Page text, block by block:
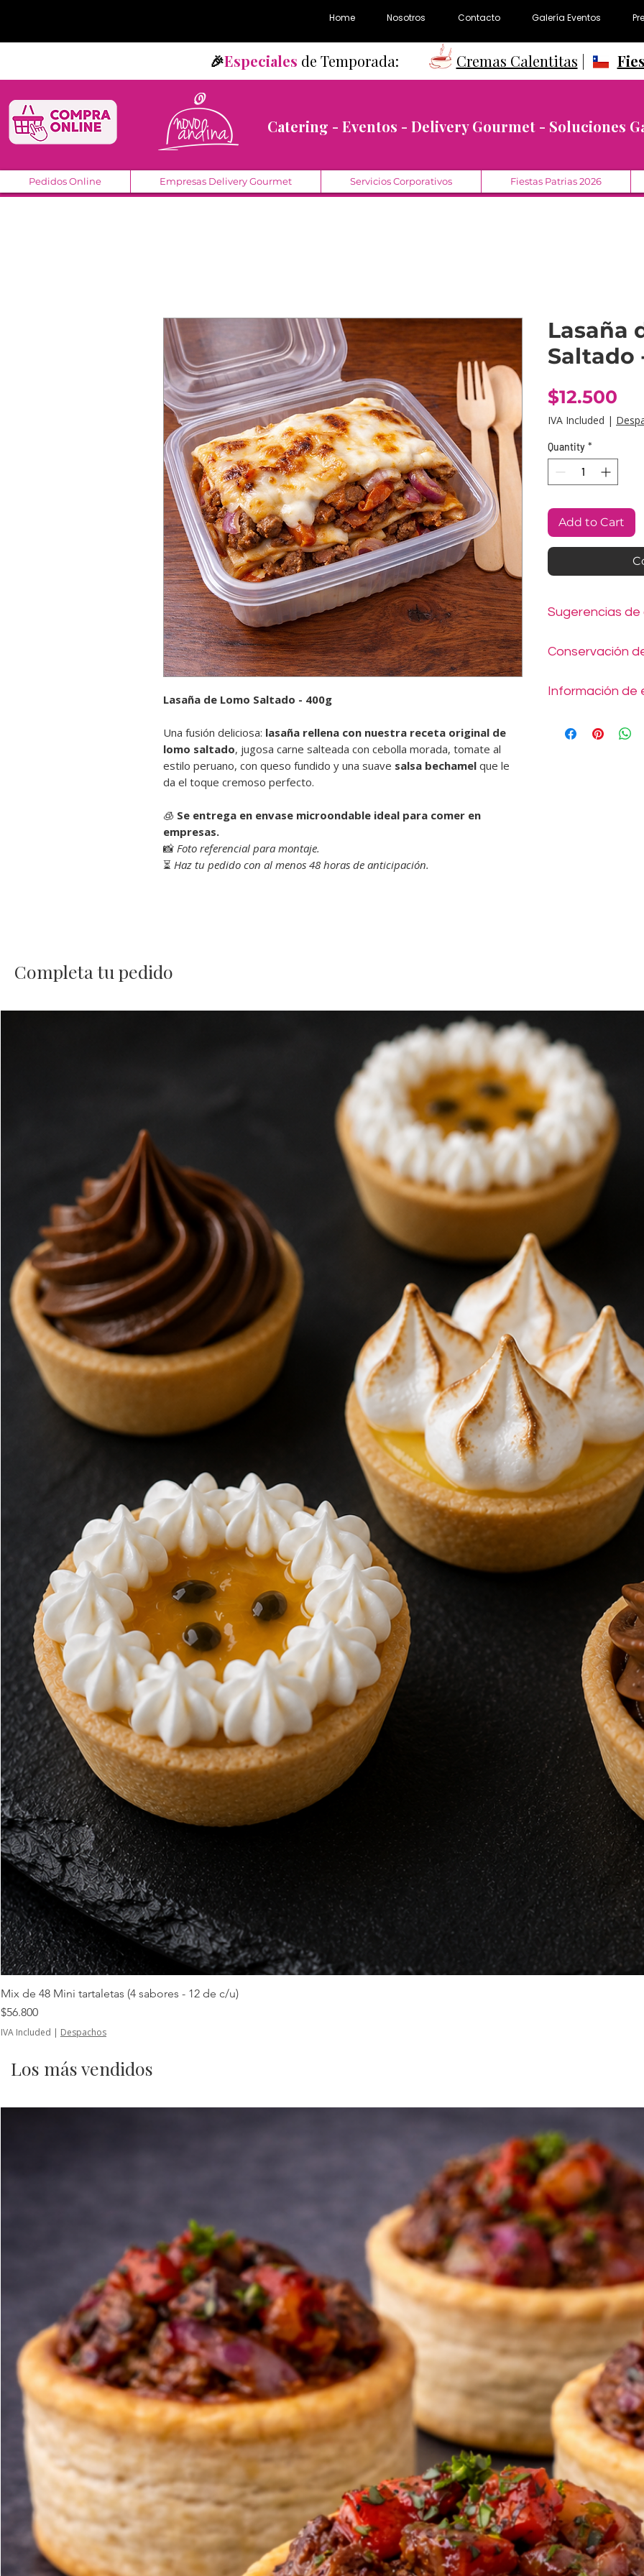
Home Nosotros Contacto Galería Eventos
🎉Especiales de Temporada: Cremas Calentitas
Catering - Eventos - Delivery Gourmet - Soluciones
Pedidos Online Empresas Delivery Gourmet Servicios Corporativos Fiestas Patrias 2026
Lasaña de Lomo Saltado - 400g
Una fusión deliciosa: lasaña rellena con nuestra receta original de
lomo saltado, jugosa carne salteada con cebolla morada, tomate al
estilo peruano, con queso fundido y una suave salsa bechamel que le
da el toque cremoso perfecto.
🧊 Se entrega en envase microondable ideal para comer en
empresas.
📸 Foto referencial para montaje.
⏳ Haz tu pedido con al menos 48 horas de anticipación.
Lasaña
Saltado
$12.500
IVA Included |
Quantity *
Add to Cart
Sugerencias de
Calienta en
Conservación
empaque hasta 6
siguientes,
su empaque original.
Información de
cuando gustes con
Completa tu pedido
Mix de 48 Mini tartaletas (4 sabores - 12 de c/u)
Price
$56.800
IVA Included | Despachos
Los más vendidos